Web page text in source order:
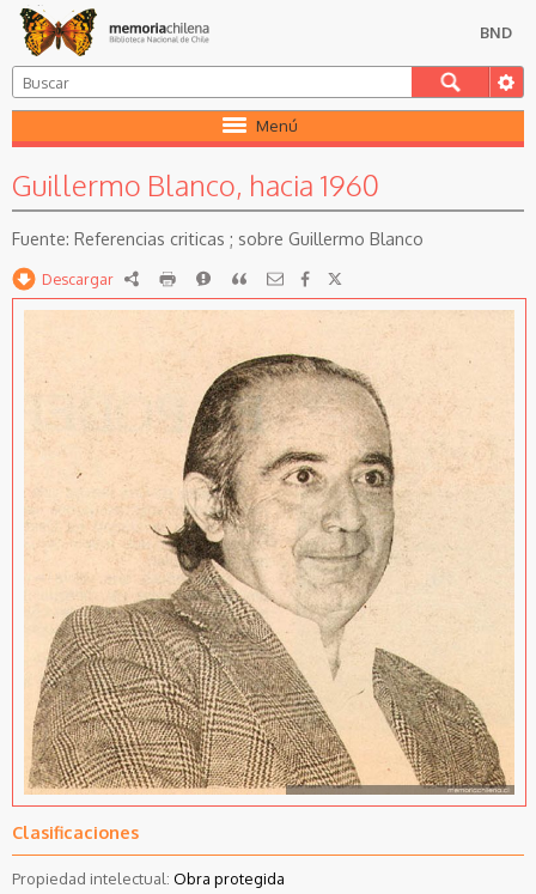
BND
Menú
Guillermo Blanco, hacia 1960
Referencias criticas ; sobre Guillermo Blanco
Descargar RDF imprimirReportarCitar
Clasificaciones
Propiedad intelectual: Obra protegida